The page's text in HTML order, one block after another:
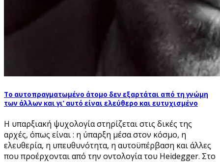
Το αυτοπραγματωμένο άτομο δεν εξαρτάται από τη γνώμη
των άλλων και γι’ αυτό είναι ελεύθερο και ευτυχισμένο
Η υπαρξιακή ψυχολογία στηρίζεται στις δικές της
αρχές, όπως είναι : η ύπαρξη μέσα στον κόσμο, η
ελευθερία, η υπευθυνότητα, η αυτοϋπέρβαση και άλλες
που προέρχονται από την οντολογία του Heidegger. Στο